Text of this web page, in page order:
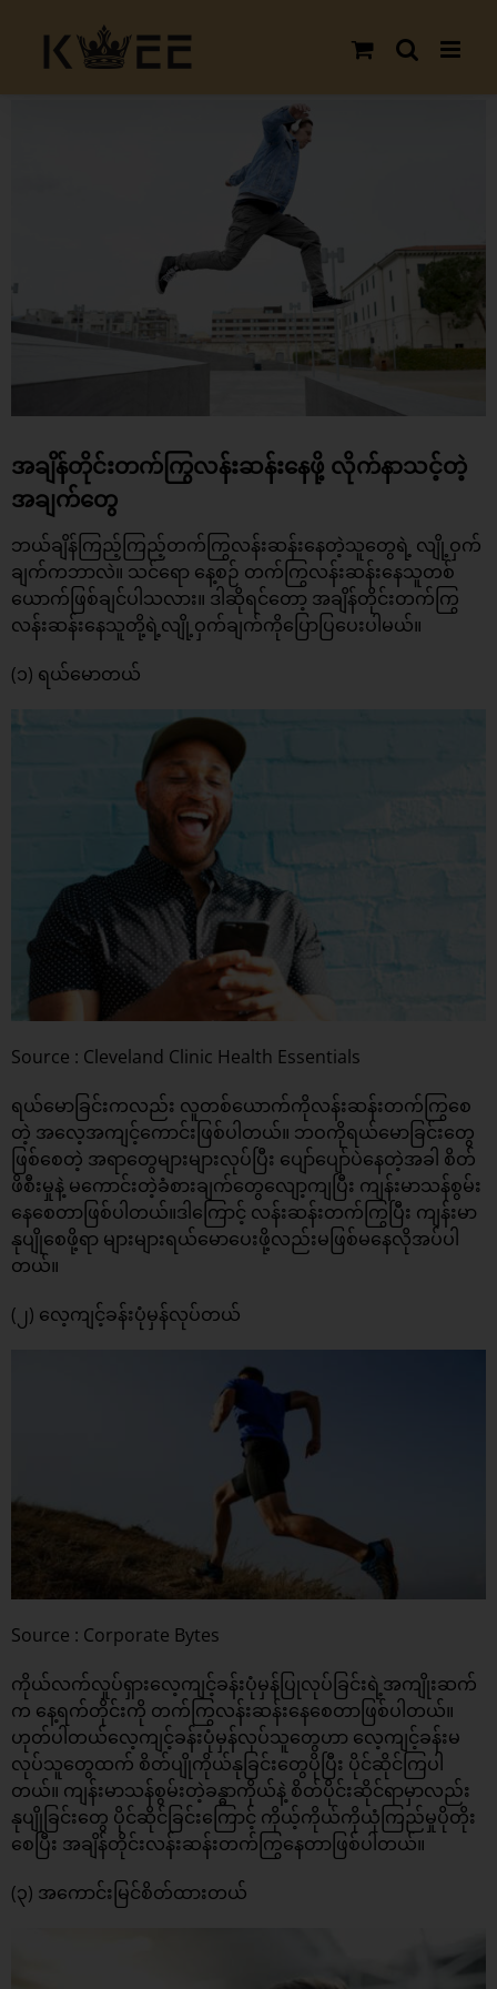
content
အချိန်တိုင်းတက်ကြွလန်းဆန်းနေဖို့ လိုက်နာသင့်တဲ့
အချက်တွေ
ဘယ်ချိန်ကြည့်ကြည့်တက်ကြွလန်းဆန်းနေတဲ့သူတွေရဲ့ လျို့ဝှက်
ချက်ကဘာလဲ။ သင်ရော နေ့စဉ် တက်ကြွလန်းဆန်းနေသူတစ်
ယောက်ဖြစ်ချင်ပါသလား။ ဒါဆိုရင်တော့ အချိန်တိုင်းတက်ကြွ
လန်းဆန်းနေသူတို့ရဲ့လျို့ဝှက်ချက်ကိုပြောပြပေးပါမယ်။
(၁) ရယ်မောတယ်
Source : Cleveland Clinic Health Essentials
ရယ်မောခြင်းကလည်း လူတစ်ယောက်ကိုလန်းဆန်းတက်ကြွစေ
တဲ့ အလေ့အကျင့်ကောင်းဖြစ်ပါတယ်။ ဘဝကိုရယ်မောခြင်းတွေ
ဖြစ်စေတဲ့ အရာတွေများများလုပ်ပြီး ပျော်ပျော်ပဲနေတဲ့အခါ စိတ်
ဖိစီးမှုနဲ့ မကောင်းတဲ့ခံစားချက်တွေလျော့ကျပြီး ကျန်းမာသန်စွမ်း
နေစေတာဖြစ်ပါတယ်။ဒါကြောင့် လန်းဆန်းတက်ကြွပြီး ကျန်းမာ
နုပျိုစေဖို့ရာ များများရယ်မောပေးဖို့လည်းမဖြစ်မနေလိုအပ်ပါ
တယ်။
(၂) လေ့ကျင့်ခန်းပုံမှန်လုပ်တယ်
Source : Corporate Bytes
ကိုယ်လက်လှုပ်ရှားလေ့ကျင့်ခန်းပုံမှန်ပြုလုပ်ခြင်းရဲ့အကျိုးဆက်
က နေ့ရက်တိုင်းကို တက်ကြွလန်းဆန်းနေစေတာဖြစ်ပါတယ်။
ဟုတ်ပါတယ်လေ့ကျင့်ခန်းပုံမှန်လုပ်သူတွေဟာ လေ့ကျင့်ခန်းမ
လုပ်သူတွေထက် စိတ်ပျိုကိုယ်နုခြင်းတွေပိုပြီး ပိုင်ဆိုင်ကြပါ
တယ်။ ကျန်းမာသန်စွမ်းတဲ့ခန္ဓာကိုယ်နဲ့ စိတ်ပိုင်းဆိုင်ရာမှာလည်း
နုပျိုခြင်းတွေ ပိုင်ဆိုင်ခြင်းကြောင့် ကိုယ့်ကိုယ်ကိုယုံကြည်မှုပိုတိုး
စေပြီး အချိန်တိုင်းလန်းဆန်းတက်ကြွနေတာဖြစ်ပါတယ်။
(၃) အကောင်းမြင်စိတ်ထားတယ်